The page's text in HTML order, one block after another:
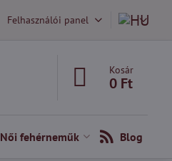
Felhasználói panel
Kosár
0 Ft
Női fehérneműk Blog